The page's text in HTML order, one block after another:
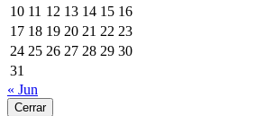
10 11 12 13 14 15 16
17 18 19 20 21 22 23
24 25 26 27 28 29 30
31
« Jun
Cerrar